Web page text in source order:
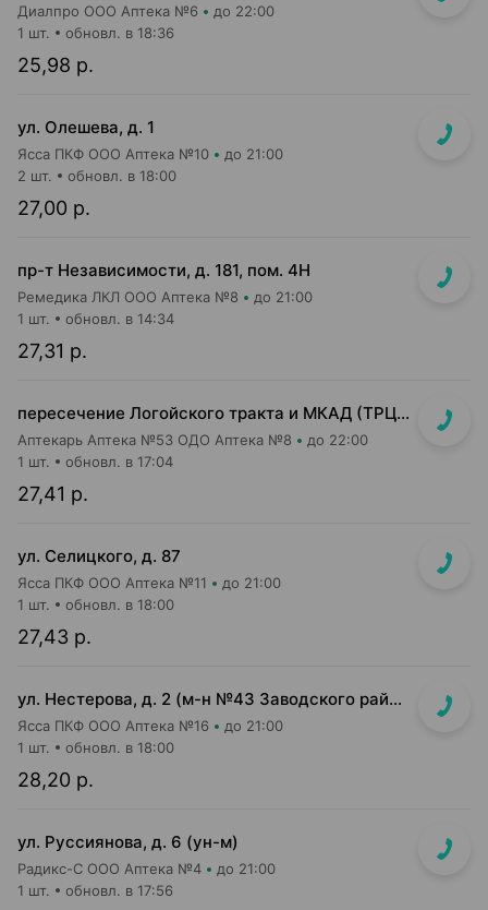
Диалпро ООО Аптека №6 до 22:00
25,98 р.
1 шт. обновл. в 18:36
ул. Олешева, д. 1
Ясса ПКФ ООО Аптека №10 до 21:00
27,00 р.
2 шт. обновл. в 18:00
пр-т Независимости, д. 181, пом. 4Н
Ремедика ЛКЛ ООО Аптека №8 до 21:00
27,31 р.
1 шт. обновл. в 14:34
пересечение Логойского тракта и МКАД (ТРЦ "Expobel")
Аптекарь Аптека №53 ОДО Аптека №8 до 22:00
27,41 р.
1 шт. обновл. в 17:04
ул. Селицкого, д. 87
Ясса ПКФ ООО Аптека №11 до 21:00
27,43 р.
1 шт. обновл. в 18:00
ул. Нестерова, д. 2 (м-н №43 Заводского райпищеторга)
Ясса ПКФ ООО Аптека №16 до 21:00
28,20 р.
1 шт. обновл. в 18:00
ул. Руссиянова, д. 6 (ун-м)
Радикс-С ООО Аптека №4 до 21:00
1 шт. обновл. в 17:56